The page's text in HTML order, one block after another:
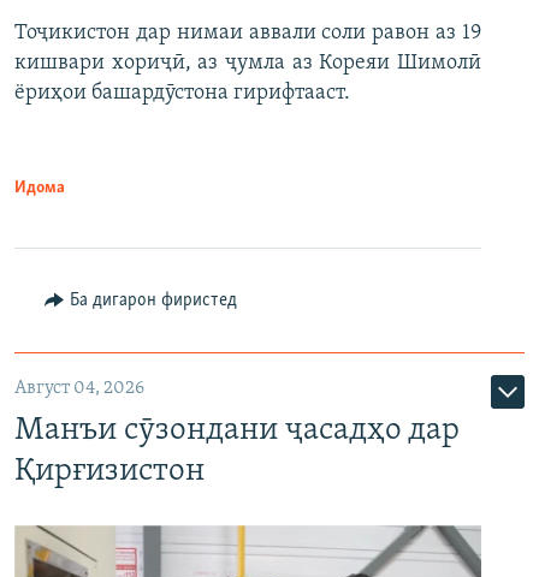
Тоҷикистон дар нимаи аввали соли равон аз 19
кишвари хориҷӣ, аз ҷумла аз Кореяи Шимолӣ
ёриҳои башардӯстона гирифтааст.
Идома
Ба дигарон фиристед
Август 04, 2026
Манъи сӯзондани ҷасадҳо дар
Қирғизистон